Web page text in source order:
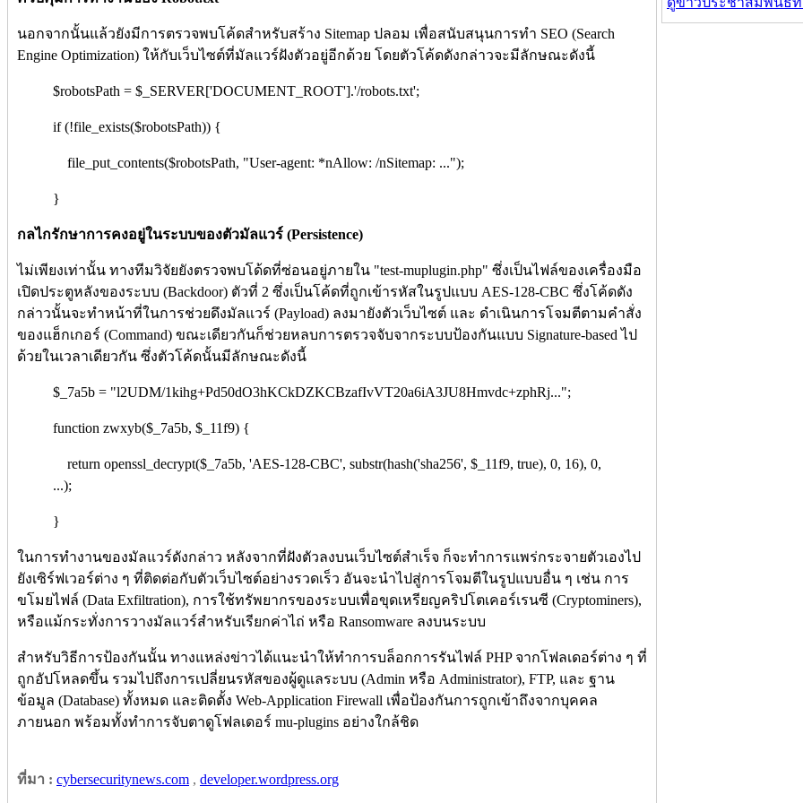
นอกจากนั้นแล้วยังมีการตรวจพบโค้ดสำหรับสร้าง Sitemap ปลอม เพื่อสนับสนุนการทำ SEO (Search
Engine Optimization) ให้กับเว็บไซต์ที่มัลแวร์ฝังตัวอยู่อีกด้วย โดยตัวโค้ดดังกล่าวจะมีลักษณะดังนี้
$robotsPath = $_SERVER['DOCUMENT_ROOT'].'/robots.txt';
if (!file_exists($robotsPath)) {
file_put_contents($robotsPath, "User-agent: *nAllow: /nSitemap: ...");
}
กลไกรักษาการคงอยู่ในระบบของตัวมัลแวร์ (Persistence)
ไม่เพียงเท่านั้น ทางทีมวิจัยยังตรวจพบโด้ดที่ซ่อนอยู่ภายใน "test-muplugin.php" ซึ่งเป็นไฟล์ของเครื่องมือ
เปิดประตูหลังของระบบ (Backdoor) ตัวที่ 2 ซึ่งเป็นโค้ดที่ถูกเข้ารหัสในรูปแบบ AES-128-CBC ซึ่งโค้ดดัง
กล่าวนั้นจะทำหน้าที่ในการช่วยดึงมัลแวร์ (Payload) ลงมายังตัวเว็บไซต์ และ ดำเนินการโจมตีตามคำสั่ง
ของแฮ็กเกอร์ (Command) ขณะเดียวกันก็ช่วยหลบการตรวจจับจากระบบป้องกันแบบ Signature-based ไป
ด้วยในเวลาเดียวกัน ซึ่งตัวโค้ดนั้นมีลักษณะดังนี้
$_7a5b = "l2UDM/1kihg+Pd50dO3hKCkDZKCBzafIvVT20a6iA3JU8Hmvdc+zphRj...";
function zwxyb($_7a5b, $_11f9) {
return openssl_decrypt($_7a5b, 'AES-128-CBC', substr(hash('sha256', $_11f9, true), 0, 16), 0,
...);
}
ในการทำงานของมัลแวร์ดังกล่าว หลังจากที่ฝังตัวลงบนเว็บไซต์สำเร็จ ก็จะทำการแพร่กระจายตัวเองไป
ยังเซิร์ฟเวอร์ต่าง ๆ ที่ติดต่อกับตัวเว็บไซต์อย่างรวดเร็ว อันจะนำไปสู่การโจมตีในรูปแบบอื่น ๆ เช่น การ
ขโมยไฟล์ (Data Exfiltration), การใช้ทรัพยากรของระบบเพื่อขุดเหรียญคริปโตเคอร์เรนซี (Cryptominers),
หรือแม้กระทั่งการวางมัลแวร์สำหรับเรียกค่าไถ่ หรือ Ransomware ลงบนระบบ
สำหรับวิธีการป้องกันนั้น ทางแหล่งข่าวได้แนะนำให้ทำการบล็อกการรันไฟล์ PHP จากโฟลเดอร์ต่าง ๆ ที่
ถูกอัปโหลดขึ้น รวมไปถึงการเปลี่ยนรหัสของผู้ดูแลระบบ (Admin หรือ Administrator), FTP, และ ฐาน
ข้อมูล (Database) ทั้งหมด และติดตั้ง Web-Application Firewall เพื่อป้องกันการถูกเข้าถึงจากบุคคล
ภายนอก พร้อมทั้งทำการจับตาดูโฟลเดอร์ mu-plugins อย่างใกล้ชิด
ที่มา : cybersecuritynews.com , developer.wordpress.org